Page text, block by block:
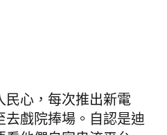
民心，每次推出新電
去戲院捧場。自認是迪